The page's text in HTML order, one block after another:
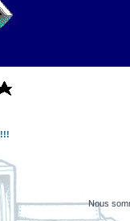
Nous